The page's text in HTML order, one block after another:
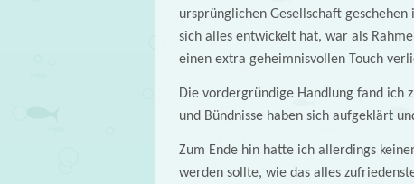
ursprünglichen Gesellschaft
sich alles entwickelt hat, war als
einen extra geheimnisvollen Touch
Die vordergründige Handlung fand ich
und Bündnisse haben sich aufgeklärt
Zum Ende hin hatte ich allerdings
werden sollte, wie das alles